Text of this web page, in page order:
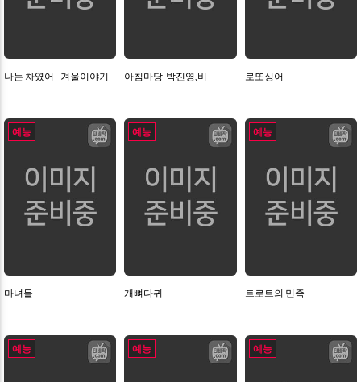
나는 차였어 - 겨울이야기 아침마당-박진영,비 로또싱어
예능
마녀들
예능
개뼈다귀
예능
트로트의 민족
예능 예능 예능